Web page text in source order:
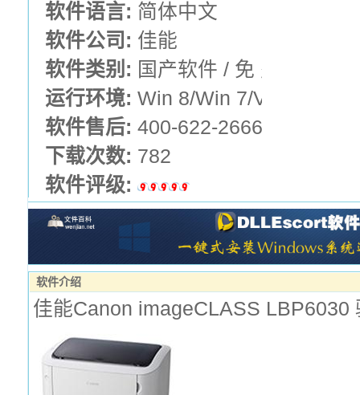
软件语言: 简体中文
软件公司: 佳能
软件类别: 国产软件 / 免 费 版 / 佳
运行环境: Win 8/Win 7/Vista/XP
软件售后: 400-622-2666
下载次数: 782
软件评级:
软件介绍
佳能Canon imageCLASS LBP6030